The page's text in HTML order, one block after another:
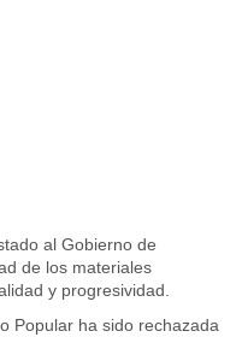
al Gobierno de
de los materiales
y progresividad.
Popular ha sido rechazada